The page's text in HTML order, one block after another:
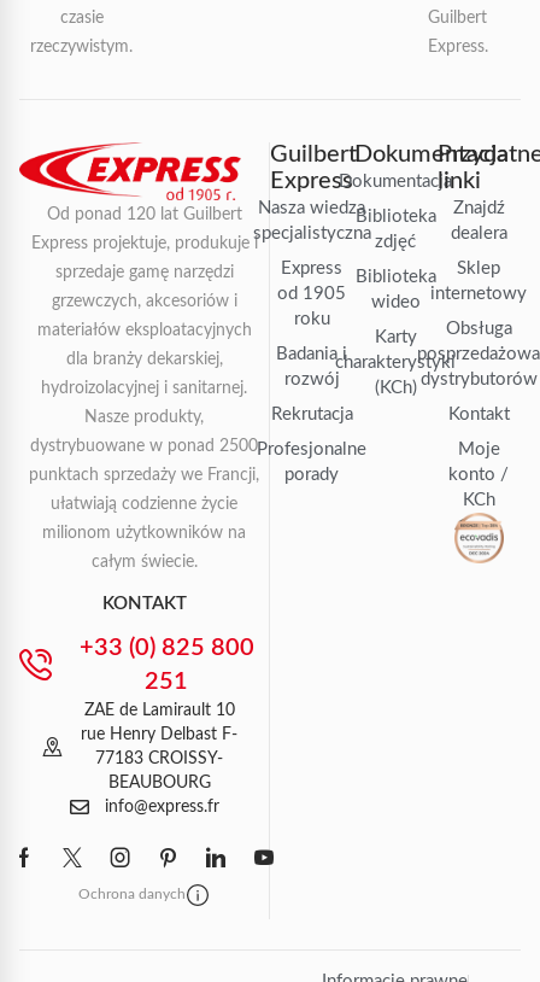
czasie
rzeczywistym.
Guilbert
Express.
Od ponad 120 lat Guilbert
Express projektuje, produkuje i
sprzedaje gamę narzędzi
grzewczych, akcesoriów i
materiałów eksploatacyjnych
dla branży dekarskiej,
hydroizolacyjnej i sanitarnej.
Nasze produkty,
dystrybuowane w ponad 2500
punktach sprzedaży we Francji,
ułatwiają codzienne życie
milionom użytkowników na
całym świecie.
KONTAKT
+33 (0) 825 800
251
ZAE de Lamirault 10
rue Henry Delbast F-
77183 CROISSY-
BEAUBOURG
info@express.fr
Ochrona danych
Guilbert
Express
Nasza wiedza
specjalistyczna
Express
od 1905
roku
Badania i
rozwój
Rekrutacja
Profesjonalne
porady
Dokumentacja
Dokumentacja
Biblioteka
zdjęć
Biblioteka
wideo
Karty
charakterystyki
(KCh)
linki
Znajdź
dealera
Sklep
internetowy
Obsługa
posprzedażowa
dystrybutorów
Kontakt
Moje
konto /
KCh